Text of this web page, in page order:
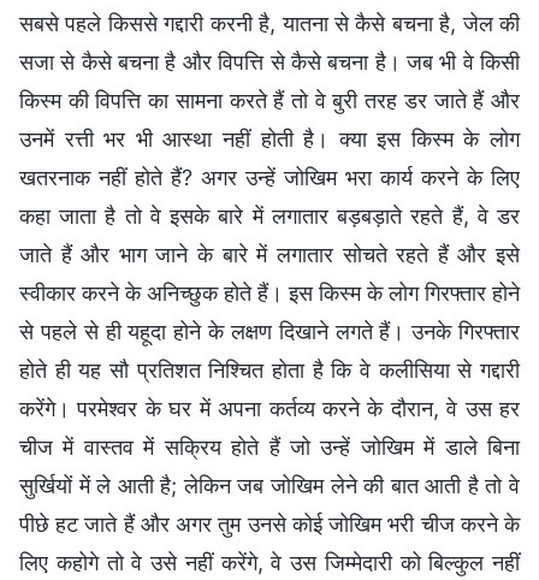
सबसे पहले किससे गद्दारी करनी है, यातना से कैसे बचना है, जेल की
सजा से कैसे बचना है और विपत्ति से कैसे बचना है। जब भी वे किसी
किस्म की विपत्ति का सामना करते हैं तो वे बुरी तरह डर जाते हैं और
उनमें रत्ती भर भी आस्था नहीं होती है। क्या इस किस्म के लोग
खतरनाक नहीं होते हैं? अगर उन्हें जोखिम भरा कार्य करने के लिए
कहा जाता है तो वे इसके बारे में लगातार बड़बड़ाते रहते हैं, वे डर
जाते हैं और भाग जाने के बारे में लगातार सोचते रहते हैं और इसे
स्वीकार करने के अनिच्छुक होते हैं। इस किस्म के लोग गिरफ्तार होने
से पहले से ही यहूदा होने के लक्षण दिखाने लगते हैं। उनके गिरफ्तार
होते ही यह सौ प्रतिशत निश्चित होता है कि वे कलीसिया से गद्दारी
करेंगे। परमेश्वर के घर में अपना कर्तव्य करने के दौरान, वे उस हर
चीज में वास्तव में सक्रिय होते हैं जो उन्हें जोखिम में डाले बिना
सुर्खियों में ले आती है; लेकिन जब जोखिम लेने की बात आती है तो वे
पीछे हट जाते हैं और अगर तुम उनसे कोई जोखिम भरी चीज करने के
लिए कहोगे तो वे उसे नहीं करेंगे, वे उस जिम्मेदारी को बिल्कुल नहीं